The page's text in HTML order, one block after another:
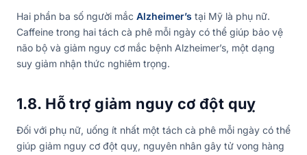
Hai phần ba số người mắc Alzheimer’s tại Mỹ là phụ nữ.
Caffeine trong hai tách cà phê mỗi ngày có thể giúp bảo vệ
não bộ và giảm nguy cơ mắc bệnh Alzheimer’s, một dạng
suy giảm nhận thức nghiêm trọng.
1.8. Hỗ trợ giảm nguy cơ đột quỵ
Đối với phụ nữ, uống ít nhất một tách cà phê mỗi ngày có thể
giúp giảm nguy cơ đột quỵ, nguyên nhân gây tử vong hàng